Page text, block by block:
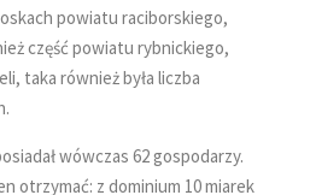
powiatu raciborskiego,
część powiatu rybnickiego,
taka również była liczba
wówczas 62 gospodarzy.
otrzymać: z dominium 10 miarek